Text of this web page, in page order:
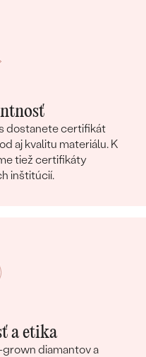
dostanete certifikát
aj kvalitu materiálu. K
tiež certifikáty
inštitúcií.
a etika
diamantov a